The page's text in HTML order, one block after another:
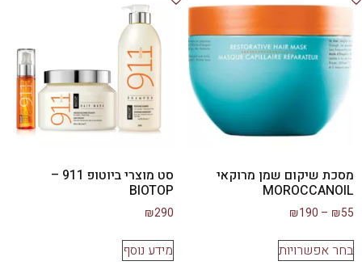
מסכת שיקום שמן מרוקאי
MOROCCANOIL
₪55
–
₪190
בחר אפשרויות
סט מוצרי ביוטופ 911 –
BIOTOP
₪290
מידע נוסף